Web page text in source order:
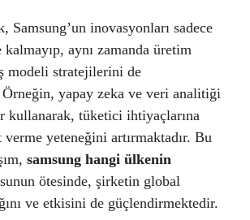
Samsung’un inovasyonları sadece
aynı zamanda üretim
modeli stratejilerini de
yapay zeka ve veri analitiği
kullanarak, tüketici ihtiyaçlarına
verme yeteneğini artırmaktadır. Bu
samsung hangi ülkenin
ötesinde, şirketin global
ve etkisini de güçlendirmektedir.